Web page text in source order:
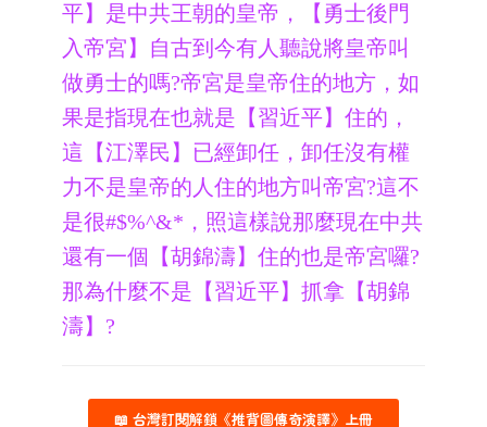
平】是中共王朝的皇帝，【勇士後門
入帝宮】自古到今有人聽說將皇帝叫
做勇士的嗎?帝宮是皇帝住的地方，如
果是指現在也就是【習近平】住的，
這【江澤民】已經卸任，卸任沒有權
力不是皇帝的人住的地方叫帝宮?這不
是很#$%^&*，照這樣說那麼現在中共
還有一個【胡錦濤】住的也是帝宮囉?
那為什麼不是【習近平】抓拿【胡錦
濤】?
📖 台灣訂閱解鎖《推背圖傳奇演譯》上冊